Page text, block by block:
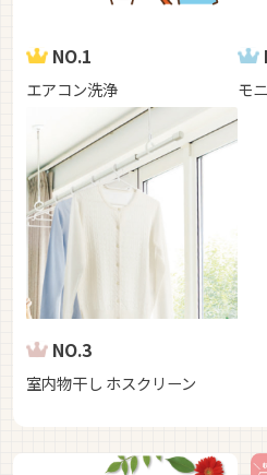
NO.1
エアコン洗浄 モ
NO.3
室内物干し ホスクリーン